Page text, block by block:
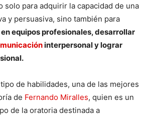
solo para adquirir la capacidad de una
y persuasiva, sino también para
equipos profesionales, desarrollar
interpersonal y lograr
de habilidades, una de las mejores
de Fernando Miralles, quien es un
de la oratoria destinada a